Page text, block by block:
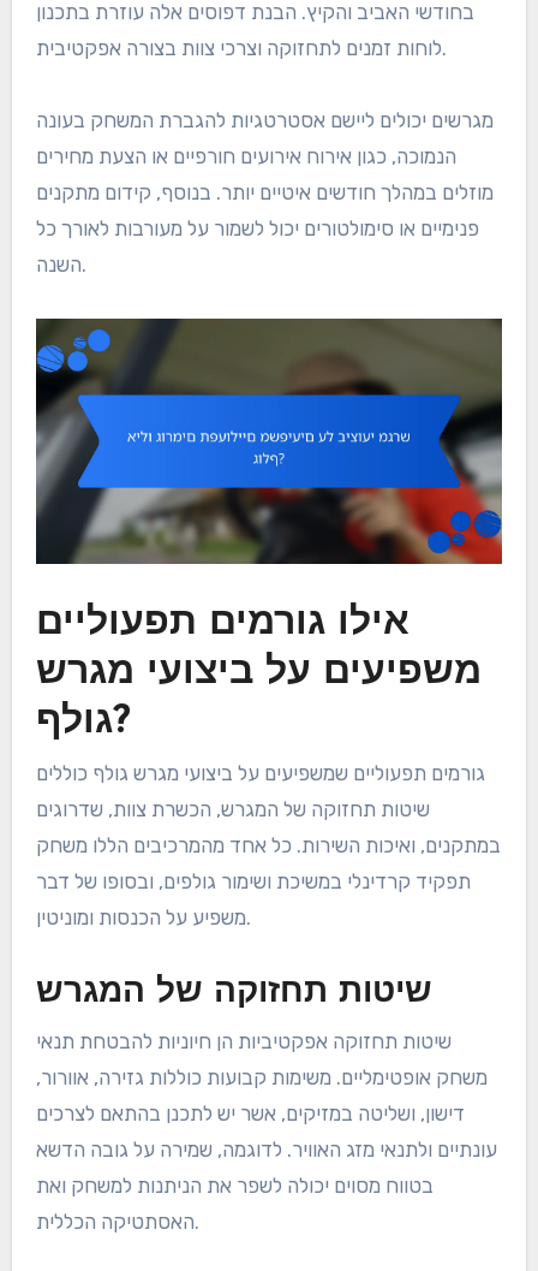
בחודשי האביב והקיץ. הבנת דפוסים אלה עוזרת בתכנון
לוחות זמנים לתחזוקה וצרכי צוות בצורה אפקטיבית.
מגרשים יכולים ליישם אסטרטגיות להגברת המשחק בעונה
הנמוכה, כגון אירוח אירועים חורפיים או הצעת מחירים
מוזלים במהלך חודשים איטיים יותר. בנוסף, קידום מתקנים
פנימיים או סימולטורים יכול לשמור על מעורבות לאורך כל
השנה.
אילו גורמים תפעוליים
משפיעים על ביצועי מגרש
גולף?
גורמים תפעוליים שמשפיעים על ביצועי מגרש גולף כוללים
שיטות תחזוקה של המגרש, הכשרת צוות, שדרוגים
במתקנים, ואיכות השירות. כל אחד מהמרכיבים הללו משחק
תפקיד קרדינלי במשיכת ושימור גולפים, ובסופו של דבר
משפיע על הכנסות ומוניטין.
שיטות תחזוקה של המגרש
שיטות תחזוקה אפקטיביות הן חיוניות להבטחת תנאי
משחק אופטימליים. משימות קבועות כוללות גזירה, אוורור,
דישון, ושליטה במזיקים, אשר יש לתכנן בהתאם לצרכים
עונתיים ולתנאי מזג האוויר. לדוגמה, שמירה על גובה הדשא
בטווח מסוים יכולה לשפר את הניתנות למשחק ואת
האסתטיקה הכללית.